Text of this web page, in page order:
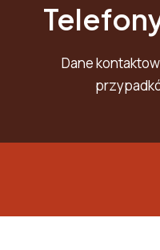
Dane